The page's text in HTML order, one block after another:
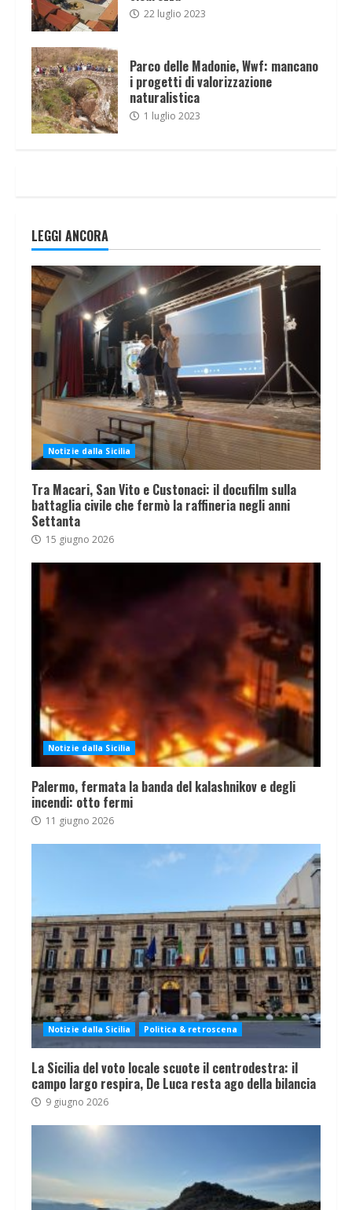
22 luglio 2023
Parco delle Madonie, Wwf: mancano
i progetti di valorizzazione
naturalistica
1 luglio 2023
LEGGI ANCORA
Notizie dalla Sicilia
Tra Macari, San Vito e Custonaci: il docufilm sulla
battaglia civile che fermò la raffineria negli anni
Settanta
15 giugno 2026
Notizie dalla Sicilia
Palermo, fermata la banda del kalashnikov e degli
incendi: otto fermi
11 giugno 2026
Notizie dalla Sicilia Politica & retroscena
La Sicilia del voto locale scuote il centrodestra: il
campo largo respira, De Luca resta ago della bilancia
9 giugno 2026